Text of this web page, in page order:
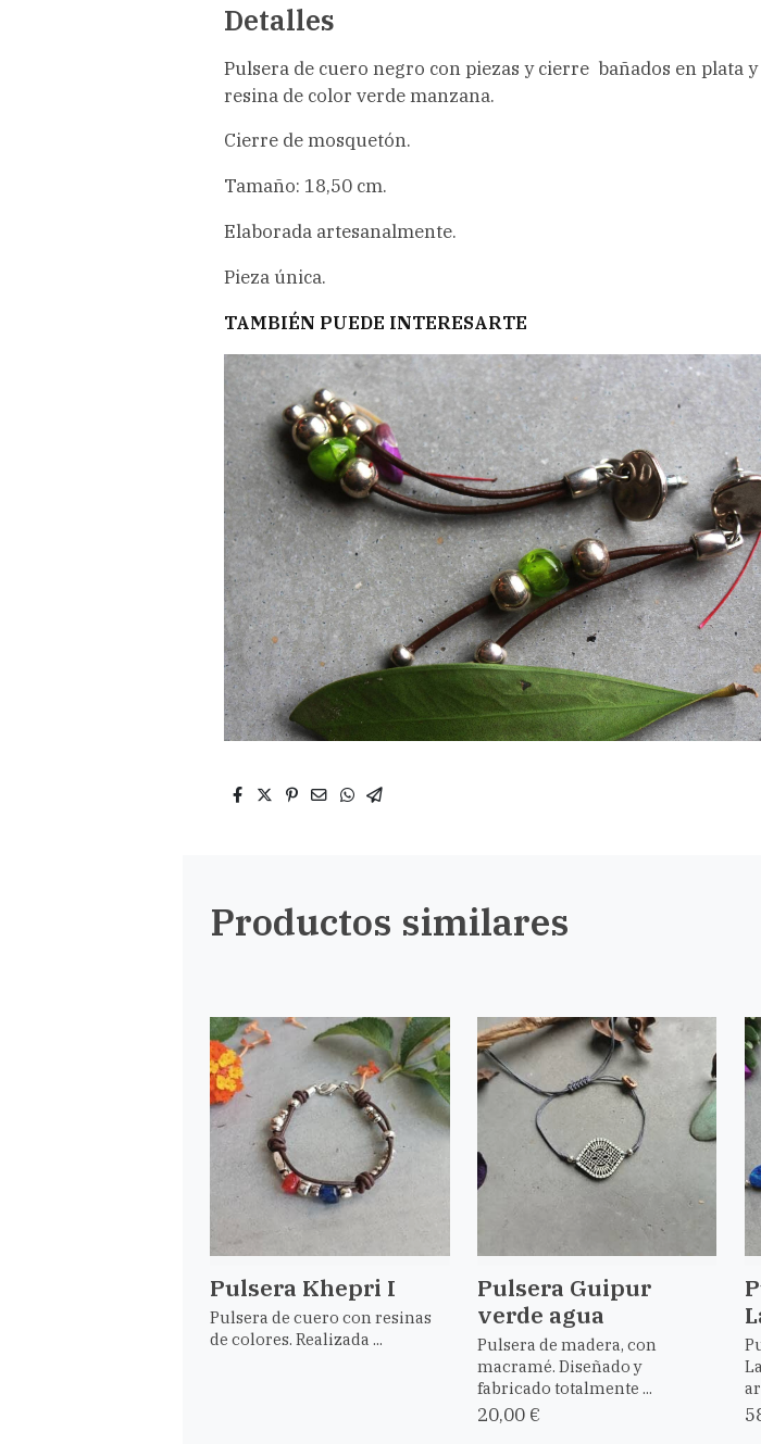
Detalles
Pulsera de cuero negro con piezas y cierre bañados en plata
resina de color verde manzana.
Cierre de mosquetón.
Tamaño: 18,50 cm.
Elaborada artesanalmente.
Pieza única.
TAMBIÉN PUEDE INTERESARTE
Productos similares
Pulsera Khepri I
Pulsera de cuero con resinas
de colores. Realizada ...
Pulsera Guipur
verde agua
Pulsera de madera, con
macramé. Diseñado y
fabricado totalmente ...
20,00 €